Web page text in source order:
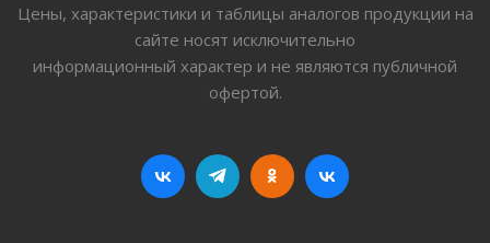
Цены, характеристики и таблицы аналогов продукции на
сайте носят исключительно
информационный характер и не являются публичной
офертой.